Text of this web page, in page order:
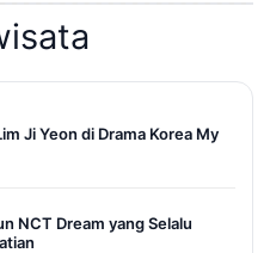
Ji Yeon di Drama Korea My
NCT Dream yang Selalu